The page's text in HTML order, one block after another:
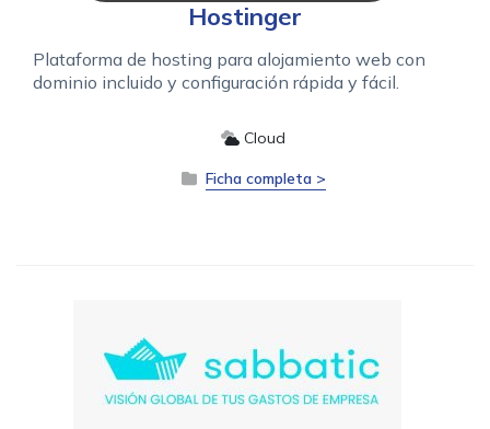
Hostinger
Plataforma de hosting para alojamiento web con
dominio incluido y configuración rápida y fácil.
Cloud
Ficha completa >